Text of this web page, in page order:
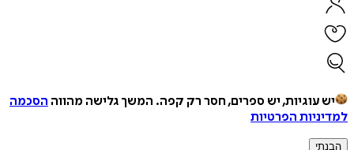
יש עוגיות, יש ספרים, חסר רק קפה. המשך גלישה מהווה הסכמה
למדיניות הפרטיות
הבנתי